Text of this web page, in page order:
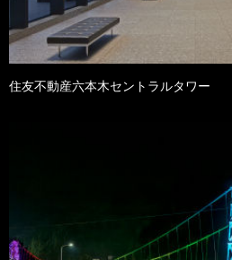
住友不動産六本木セントラルタワー